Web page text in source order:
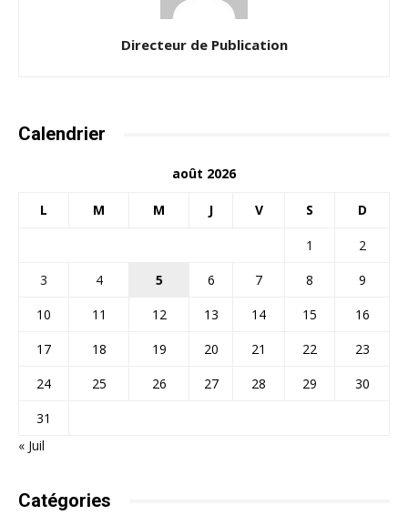
Directeur de Publication
Calendrier
août 2026
L M M J V S D
1
2
3
4 5 6 7 8
9
10
11 12 13 14 15
16
17
18 19 20 21 22
23
24
25 26 27 28 29
30
31
« Juil
Catégories